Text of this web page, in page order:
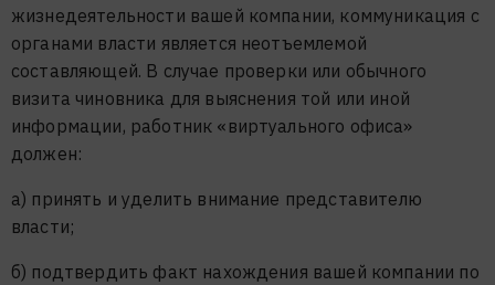
жизнедеятельности вашей компании, коммуникация с
органами власти является неотъемлемой
составляющей. В случае проверки или обычного
визита чиновника для выяснения той или иной
информации, работник «виртуального офиса»
должен:
а) принять и уделить внимание представителю
власти;
б) подтвердить факт нахождения вашей компании по